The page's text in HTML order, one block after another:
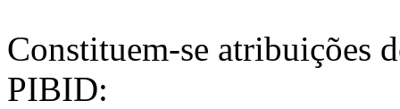
Constituem-se atribuições
PIBID: